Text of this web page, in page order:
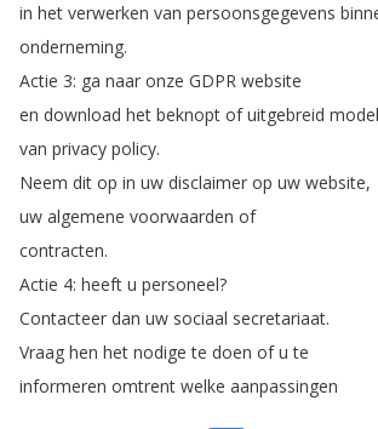
in het verwerken van persoonsgegevens
onderneming.
Actie 3: ga naar onze GDPR website
en download het beknopt of uitgebreid model
van privacy policy.
Neem dit op in uw disclaimer op uw website,
uw algemene voorwaarden of
contracten.
Actie 4: heeft u personeel?
Contacteer dan uw sociaal secretariaat.
Vraag hen het nodige te doen of u te
informeren omtrent welke aanpassingen